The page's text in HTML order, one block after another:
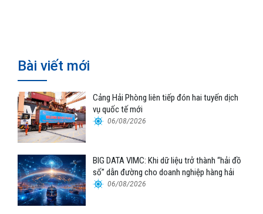
Bài viết mới
Cảng Hải Phòng liên tiếp đón hai tuyến dịch
vụ quốc tế mới
06/08/2026
BIG DATA VIMC: Khi dữ liệu trở thành “hải đồ
số” dẫn đường cho doanh nghiệp hàng hải
06/08/2026